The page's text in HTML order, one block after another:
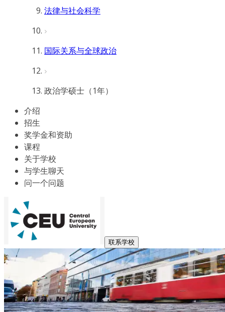
法律与社会科学
国际关系与全球政治
政治学硕士（1年）
介绍
招生
奖学金和资助
课程
关于学校
与学生聊天
问一个问题
联系学校